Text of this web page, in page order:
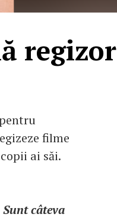
regizor
filme
ai săi.
câteva